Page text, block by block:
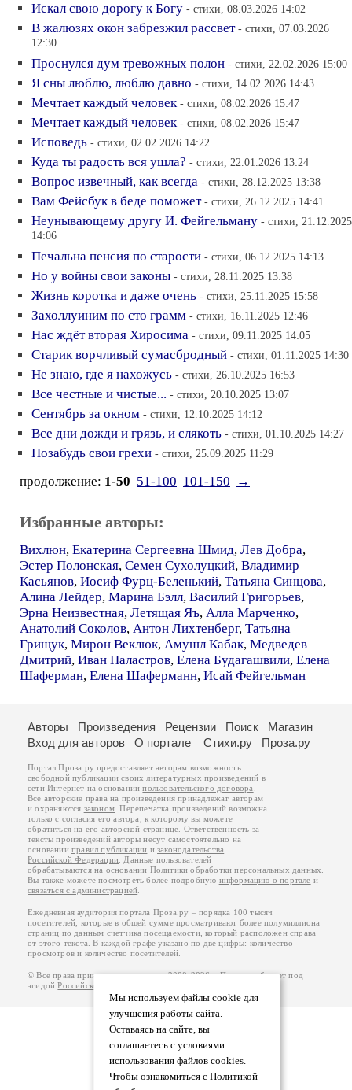
Искал свою дорогу к Богу - стихи, 08.03.2026 14:02
В жалюзях окон забрезжил рассвет - стихи, 07.03.2026
12:30
Проснулся дум тревожных полон - стихи, 22.02.2026 15:00
Я сны люблю, люблю давно - стихи, 14.02.2026 14:43
Мечтает каждый человек - стихи, 08.02.2026 15:47
Мечтает каждый человек - стихи, 08.02.2026 15:47
Исповедь - стихи, 02.02.2026 14:22
Куда ты радость вся ушла? - стихи, 22.01.2026 13:24
Вопрос извечный, как всегда - стихи, 28.12.2025 13:38
Вам Фейсбук в беде поможет - стихи, 26.12.2025 14:41
Неунывающему другу И. Фейгельману - стихи, 21.12.2025
14:06
Печальна пенсия по старости - стихи, 06.12.2025 14:13
Но у войны свои законы - стихи, 28.11.2025 13:38
Жизнь коротка и даже очень - стихи, 25.11.2025 15:58
Захоллуиним по сто грамм - стихи, 16.11.2025 12:46
Нас ждёт вторая Хиросима - стихи, 09.11.2025 14:05
Старик ворчливый сумасбродный - стихи, 01.11.2025 14:30
Не знаю, где я нахожусь - стихи, 26.10.2025 16:53
Все честные и чистые... - стихи, 20.10.2025 13:07
Сентябрь за окном - стихи, 12.10.2025 14:12
Все дни дожди и грязь, и слякоть - стихи, 01.10.2025 14:27
Позабудь свои грехи - стихи, 25.09.2025 11:29
продолжение: 1-50 51-100 101-150 →
Избранные авторы:
Вихлюн, Екатерина Сергеевна Шмид, Лев Добра,
Эстер Полонская, Семен Сухолуцкий, Владимир
Касьянов, Иосиф Фурц-Беленький, Татьяна Синцова,
Алина Лейдер, Марина Бэлл, Василий Григорьев,
Эрна Неизвестная, Летящая Яъ, Алла Марченко,
Анатолий Соколов, Антон Лихтенберг, Татьяна
Грищук, Мирон Веклюк, Амушл Кабак, Медведев
Дмитрий, Иван Паластров, Елена Будагашвили, Елена
Шаферман, Елена Шаферманн, Исай Фейгельман
Мы используем файлы cookie для
улучшения работы сайта.
Оставаясь на сайте, вы
соглашаетесь с условиями
использования файлов cookies.
Чтобы ознакомиться с Политикой
Авторы Произведения Рецензии Поиск
Магазин
Вход для авторов
О портале Стихи.ру Проза.ру
Портал Проза.ру предоставляет авторам возможность
свободной публикации своих литературных произведений в
сети Интернет на основаниипользовательского договора
Все авторские права на произведения принадлежат авторам
и охраняются законом . Перепечатка произведений возможна
только с согласия его автора, к которому вы можете
обратиться на его авторской странице. Ответственность за
тексты произведений авторы несут самостоятельно на
основанииправил публикации изаконодательства
Российской Федерации . Данные пользователей
обрабатываются на основании Политики обработки персональных данных
Вы также можете посмотреть более подробную информацию о портале и
связаться с администрацией
Ежедневная аудитория портала Проза.ру – порядка 100 тысяч
посетителей, которые в общей сумме просматривают более полумиллиона
страниц по данным счетчика посещаемости, который расположен справа
от этого текста. В каждой графе указано по две цифры: количество
просмотров и количество посетителей.
© Все права принадлежат авторам, 2000-2026. Портал работает под
эгидойРоссийского союза писателей